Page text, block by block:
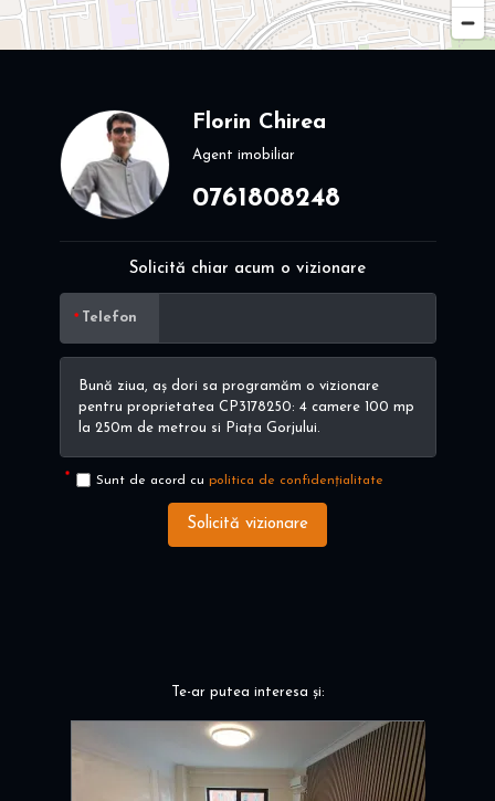
Florin Chirea
Agent imobiliar
0761808248
Solicită chiar acum o vizionare
Telefon
Sunt de acord cu politica de confidențialitate
Solicită vizionare
Te-ar putea interesa și: